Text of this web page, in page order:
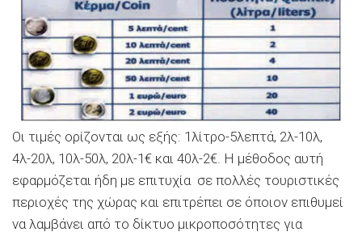
Οι τιμές ορίζονται ως εξής: 1λίτρο-5λεπτά, 2λ-10λ,
4λ-20λ, 10λ-50λ, 20λ-1€ και 40λ-2€. Η μέθοδος αυτή
εφαρμόζεται ήδη με επιτυχία σε πολλές τουριστικές
περιοχές της χώρας και επιτρέπει σε όποιον επιθυμεί
να λαμβάνει από το δίκτυο μικροποσότητες για